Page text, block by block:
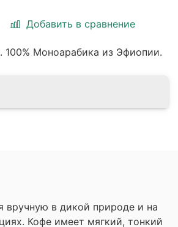
Добавить в сравнение
100% Моноарабика из Эфиопии.
вручную в дикой природе и на
Кофе имеет мягкий, тонкий